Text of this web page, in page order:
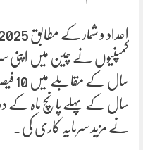
کمپنیوں نے چین میں اپنی
سال
نے مزید سرمایہ کاری کی۔